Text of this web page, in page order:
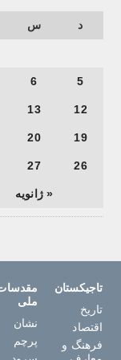
د س
« ژانویه
5
6
12
13
19
20
26
27
تاجیکستان
تاریخ
اقتصاد
فرهنگ و
ملی
نشان
پرچم